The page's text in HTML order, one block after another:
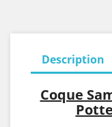
Description
Coque